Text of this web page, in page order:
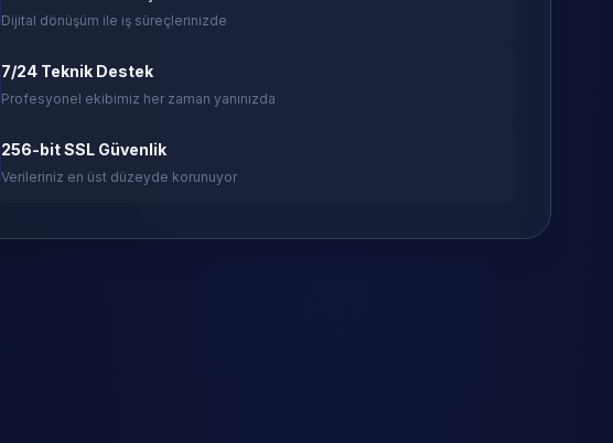
Dijital dönüşüm ile iş süreçlerinizde
7/24 Teknik Destek
Profesyonel ekibimiz her zaman yanınızda
256-bit SSL Güvenlik
Verileriniz en üst düzeyde korunuyor